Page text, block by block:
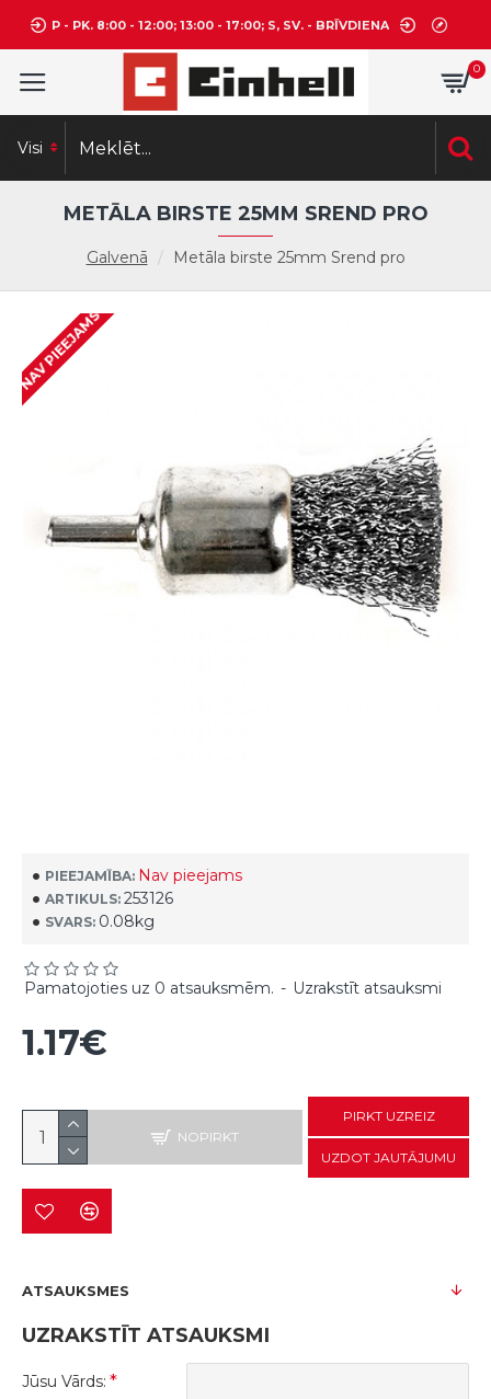
P - PK. 8:00 - 12:00; 13:00 - 17:00; S, SV. - BRĪVDIENA
0
Visi
Galvenā Metāla birste 25mm Srend pro
METĀLA BIRSTE 25MM SREND PRO
NAV PIEEJAMS
PIEEJAMĪBA: Nav pieejams
ARTIKULS: 253126
SVARS: 0.08kg
Pamatojoties uz 0 atsauksmēm. - Uzrakstīt atsauksmi
1.17€
NOPIRKT
PIRKT UZREIZ
UZDOT JAUTĀJUMU
ATSAUKSMES
UZRAKSTĪT ATSAUKSMI
Jūsu Vārds: